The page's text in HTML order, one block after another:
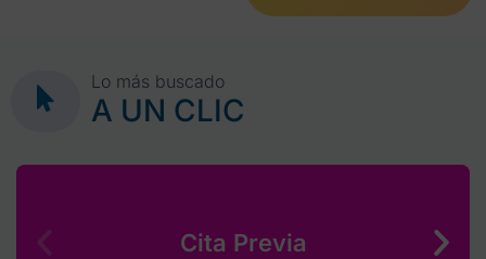
Lo más buscado
A UN CLIC
Cita Previa